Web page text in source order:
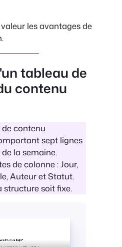
les avantages de
tableau de
contenu
contenu
sept lignes
la semaine.
de colonne : Jour,
Auteur et Statut.
structure soit fixe.